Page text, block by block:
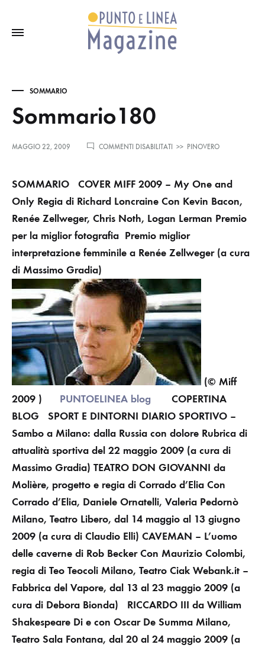
SOMMARIO
Sommario180
MAGGIO 22, 2009 COMMENTI DISABILITATI
SU
>> PINOVERO
SOMMARIO COVER MIFF 2009 – My One and
Only Regia di Richard Loncraine Con Kevin Bacon,
Renée Zellweger, Chris Noth, Logan Lerman Premio
per la miglior fotografia Premio miglior
interpretazione femminile a Renée Zellweger (a cura
di Massimo Gradia)
(© Miff
2009 )
PUNTOELINEA blog
COPERTINA
BLOG
SPORT E DINTORNI DIARIO SPORTIVO –
Sambo a Milano: dalla Russia con dolore Rubrica di
attualità sportiva del 22 maggio 2009 (a cura di
Massimo Gradia) TEATRO DON GIOVANNI da
Molière, progetto e regia di Corrado d’Elia Con
Corrado d’Elia, Daniele Ornatelli, Valeria Pedornò
Milano, Teatro Libero, dal 14 maggio al 13 giugno
2009 (a cura di Claudio Elli) CAVEMAN – L’uomo
delle caverne di Rob Becker Con Maurizio Colombi,
regia di Teo Teocoli Milano, Teatro Ciak Webank.it –
Fabbrica del Vapore, dal 13 al 23 maggio 2009 (a
cura di Debora Bionda)
RICCARDO III da William
Shakespeare Di e con Oscar De Summa Milano,
Teatro Sala Fontana, dal 20 al 24 maggio 2009 (a